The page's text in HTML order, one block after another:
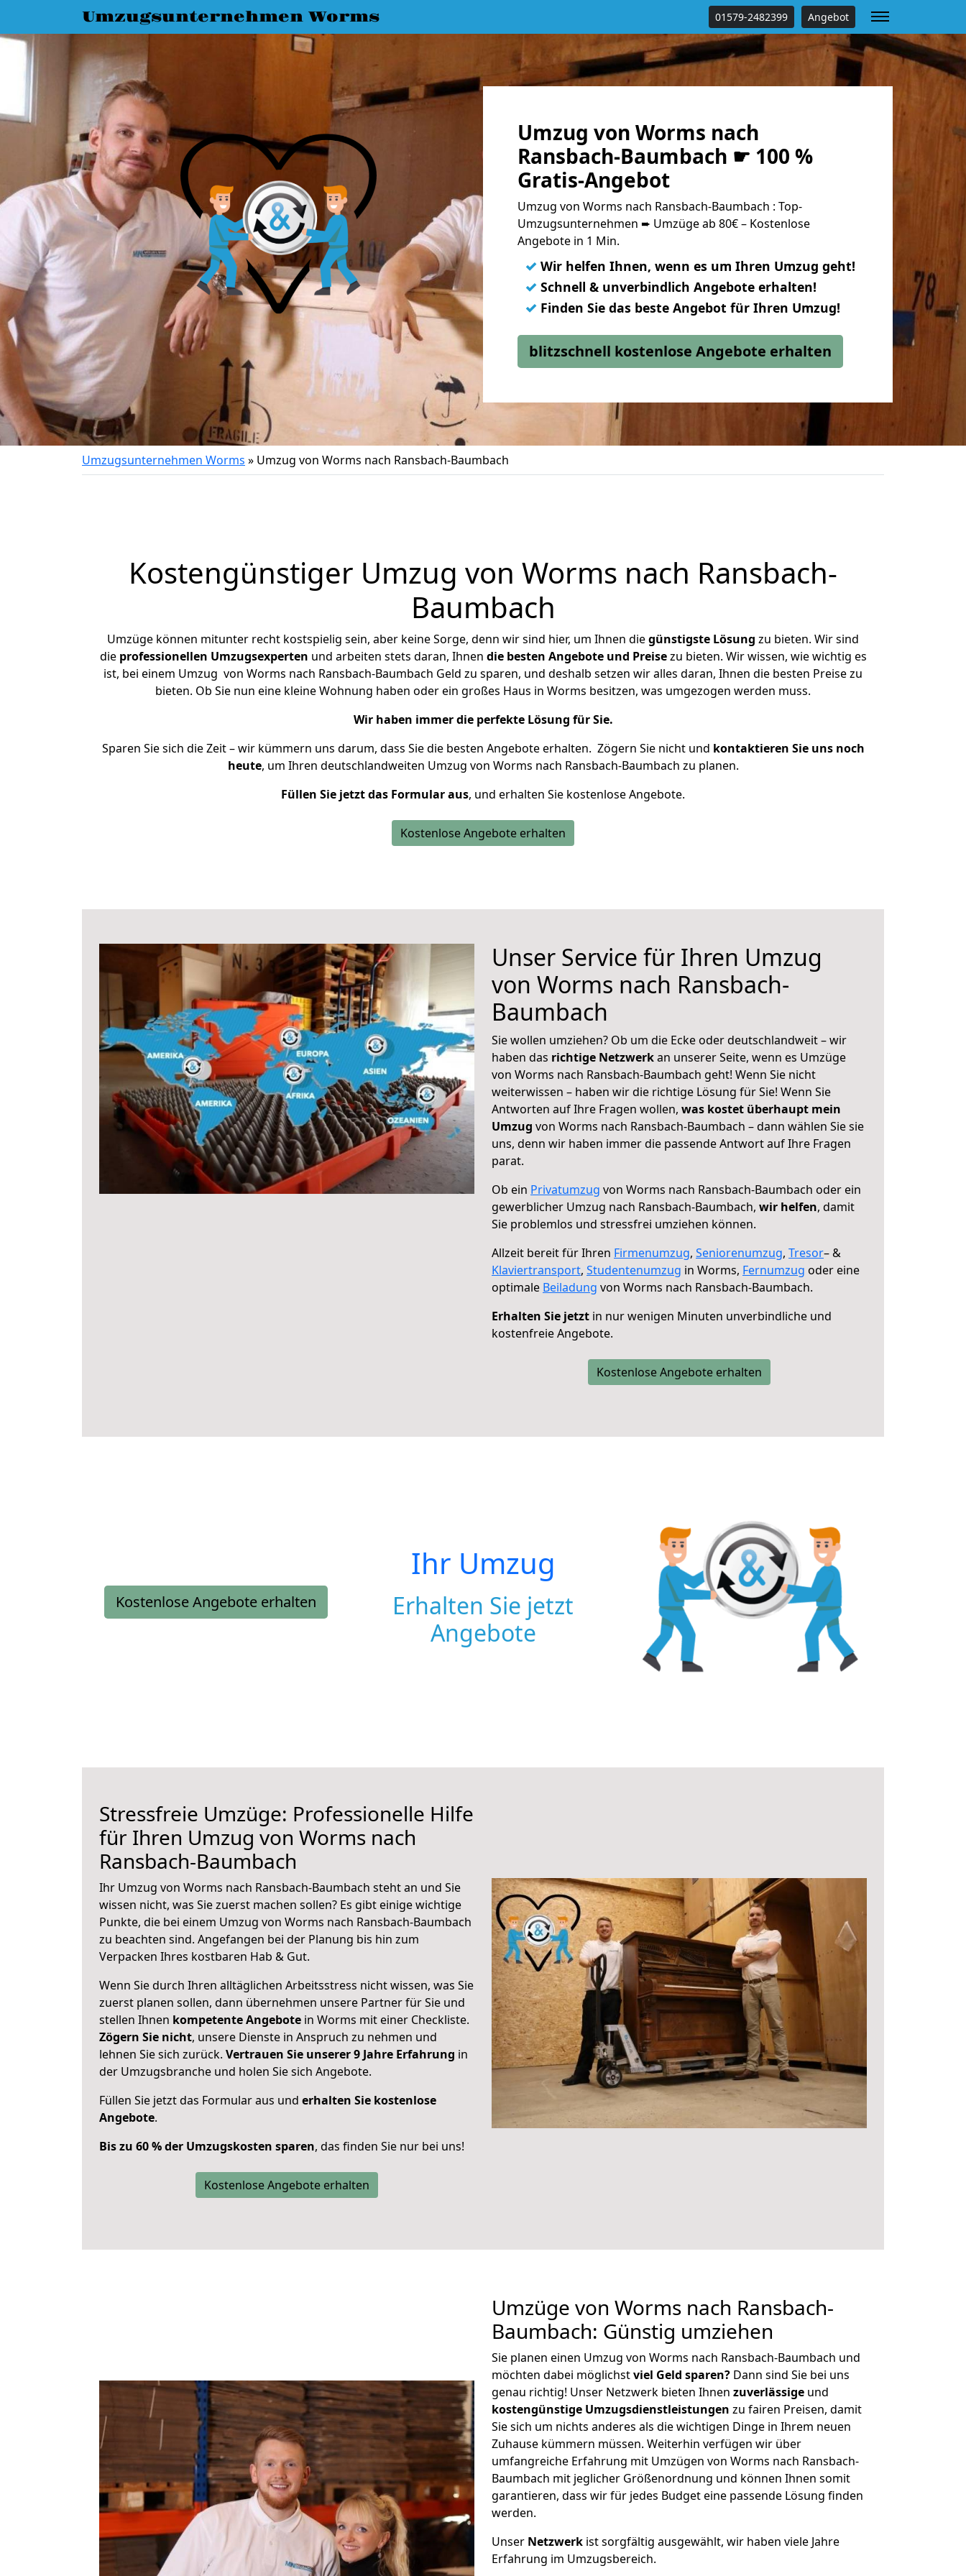
Umzugsunternehmen Worms 01579-2482399 Angebot
Umzug von Worms nach
Ransbach-Baumbach ☛ 100 %
Gratis-Angebot
Umzug von Worms nach Ransbach-Baumbach : Top-
Umzugsunternehmen ➨ Umzüge ab 80€ – Kostenlose
Angebote in 1 Min.
✓ Wir helfen Ihnen, wenn es um Ihren Umzug geht!
✓ Schnell & unverbindlich Angebote erhalten!
✓ Finden Sie das beste Angebot für Ihren Umzug!
blitzschnell kostenlose Angebote erhalten
Umzugsunternehmen Worms » Umzug von Worms nach Ransbach-Baumbach
Kostengünstiger Umzug von Worms nach Ransbach-
Baumbach
Umzüge können mitunter recht kostspielig sein, aber keine Sorge, denn wir sind hier, um Ihnen diegünstigste Lösung zu bieten. Wir sind
die professionellen Umzugsexperten und arbeiten stets daran, Ihnen die besten Angebote und Preisezu bieten. Wir wissen, wie wichtig es
ist, bei einem Umzug von Worms nach Ransbach-Baumbach Geld zu sparen, und deshalb setzen wir alles daran, Ihnen die besten Preise zu
bieten. Ob Sie nun eine kleine Wohnung haben oder ein großes Haus in Worms besitzen, was umgezogen werden muss.
Wir haben immer die perfekte Lösung für Sie.
Sparen Sie sich die Zeit – wir kümmern uns darum, dass Sie die besten Angebote erhalten. Zögern Sie nicht und kontaktieren Sie uns noch
heute, um Ihren deutschlandweiten Umzug von Worms nach Ransbach-Baumbach zu planen.
Füllen Sie jetzt das Formular aus, und erhalten Sie kostenlose Angebote.
Kostenlose Angebote erhalten
Unser Service für Ihren Umzug
von Worms nach Ransbach-
Baumbach
Sie wollen umziehen? Ob um die Ecke oder deutschlandweit – wir
haben das richtige Netzwerkan unserer Seite, wenn es Umzüge
von Worms nach Ransbach-Baumbach geht! Wenn Sie nicht
weiterwissen – haben wir die richtige Lösung für Sie! Wenn Sie
Antworten auf Ihre Fragen wollen, was kostet überhaupt mein
Umzug von Worms nach Ransbach-Baumbach – dann wählen Sie sie
uns, denn wir haben immer die passende Antwort auf Ihre Fragen
parat.
Ob ein Privatumzug von Worms nach Ransbach-Baumbach oder ein
gewerblicher Umzug nach Ransbach-Baumbach, wir helfen, damit
Sie problemlos und stressfrei umziehen können.
Allzeit bereit für Ihren Firmenumzug, Seniorenumzug, Tresor– &
Klaviertransport, Studentenumzug in Worms, Fernumzug oder eine
optimale Beiladung von Worms nach Ransbach-Baumbach.
Erhalten Sie jetzt in nur wenigen Minuten unverbindliche und
kostenfreie Angebote.
Kostenlose Angebote erhalten
Kostenlose Angebote erhalten
Ihr Umzug
Erhalten Sie jetzt
Angebote
Stressfreie Umzüge: Professionelle Hilfe
für Ihren Umzug von Worms nach
Ransbach-Baumbach
Ihr Umzug von Worms nach Ransbach-Baumbach steht an und Sie
wissen nicht, was Sie zuerst machen sollen? Es gibt einige wichtige
Punkte, die bei einem Umzug von Worms nach Ransbach-Baumbach
zu beachten sind. Angefangen bei der Planung bis hin zum
Verpacken Ihres kostbaren Hab & Gut.
Wenn Sie durch Ihren alltäglichen Arbeitsstress nicht wissen, was Sie
zuerst planen sollen, dann übernehmen unsere Partner für Sie und
stellen Ihnen kompetente Angebote in Worms mit einer Checkliste.
Zögern Sie nicht, unsere Dienste in Anspruch zu nehmen und
lehnen Sie sich zurück. Vertrauen Sie unserer 9 Jahre Erfahrung in
der Umzugsbranche und holen Sie sich Angebote.
Füllen Sie jetzt das Formular aus und erhalten Sie kostenlose
Angebote.
Bis zu 60 % der Umzugskosten sparen, das finden Sie nur bei uns!
Kostenlose Angebote erhalten
Umzüge von Worms nach Ransbach-
Baumbach: Günstig umziehen
Sie planen einen Umzug von Worms nach Ransbach-Baumbach und
möchten dabei möglichstviel Geld sparen? Dann sind Sie bei uns
genau richtig! Unser Netzwerk bieten Ihnen zuverlässige und
kostengünstige Umzugsdienstleistungen zu fairen Preisen, damit
Sie sich um nichts anderes als die wichtigen Dinge in Ihrem neuen
Zuhause kümmern müssen. Weiterhin verfügen wir über
umfangreiche Erfahrung mit Umzügen von Worms nach Ransbach-
Baumbach mit jeglicher Größenordnung und können Ihnen somit
garantieren, dass wir für jedes Budget eine passende Lösung finden
werden.
Unser Netzwerk ist sorgfältig ausgewählt, wir haben viele Jahre
Erfahrung im Umzugsbereich.